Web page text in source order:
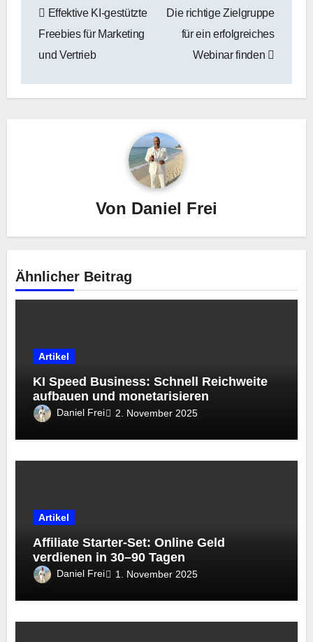
Effektive KI-gestützte
Freebies für Marketing
und Vertrieb
Die richtige Zielgruppe
für ein erfolgreiches
Webinar finden
Von Daniel Frei
Ähnlicher Beitrag
Artikel
KI Speed Business: Schnell Reichweite
aufbauen und monetarisieren
Daniel Frei 2. November 2025
Artikel
Affiliate Starter-Set: Online Geld
verdienen in 30–90 Tagen
Daniel Frei 1. November 2025